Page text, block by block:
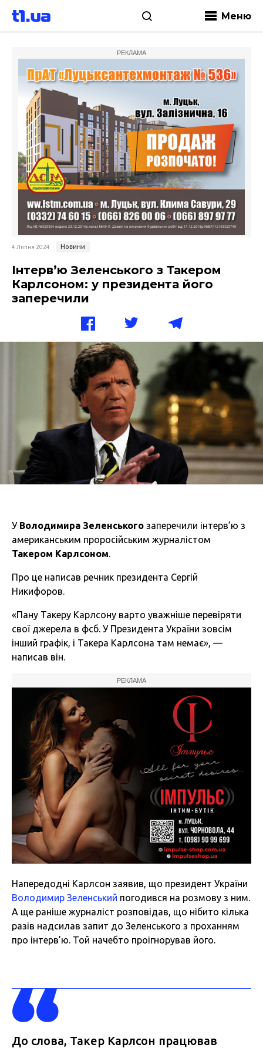
Меню
РЕКЛАМА
4 Липня 2024 Новини
Інтерв’ю Зеленського з Такером
Карлсоном: у президента його
заперечили
У Володимира Зеленського заперечили інтерв’ю з
американським проросійським журналістом
Такером Карлсоном
Про це написав речник президента Сергій
Никифоров.
«Пану Такеру Карлсону варто уважніше перевіряти
свої джерела в фсб. У Президента України зовсім
інший графік, і Такера Карлсона там немає», —
написав він.
РЕКЛАМА
Напередодні Карлсон заявив, що президент України
Володимир Зеленський погодився на розмову з ним.
А ще раніше журналіст розповідав, що нібито кілька
разів надсилав запит до Зеленського з проханням
про інтерв’ю. Той начебто проігнорував його.
До слова, Такер Карлсон працював